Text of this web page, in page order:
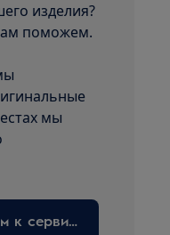
изделия?
поможем.
мы
Запишитесь на прием к сервисному технику здесь